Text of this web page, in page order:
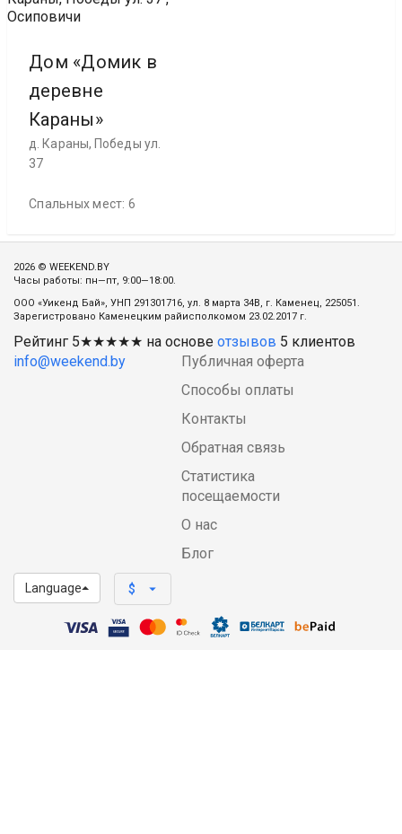
Осиповичи
Дом «Домик в
деревне
Караны»
д. Караны, Победы ул.
37
Спальных мест: 6
2026 © WEEKEND.BY
Часы работы: пн—пт, 9:00—18:00.
ООО «Уикенд Бай», УНП 291301716, ул. 8 марта 34В, г. Каменец, 225051.
Зарегистровано Каменецким райисполкомом 23.02.2017 г.
Рейтинг 5★★★★★ на основе отзывов 5 клиентов
info@weekend.by
Публичная оферта
Способы оплаты
Контакты
Обратная связь
Статистика
посещаемости
О нас
Блог
Language $ arrow_drop_down